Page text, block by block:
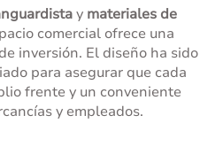
y materiales de
comercial ofrece una
inversión. El diseño ha sido
para asegurar que cada
frente y un conveniente
y empleados.